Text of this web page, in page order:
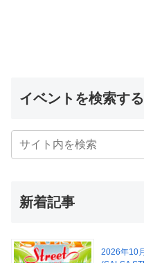
イベントを検索する
新着記事
2026年10